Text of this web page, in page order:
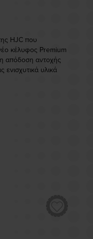
HJC που
κέλυφος Premium
απόδοση αντοχής
υλικά